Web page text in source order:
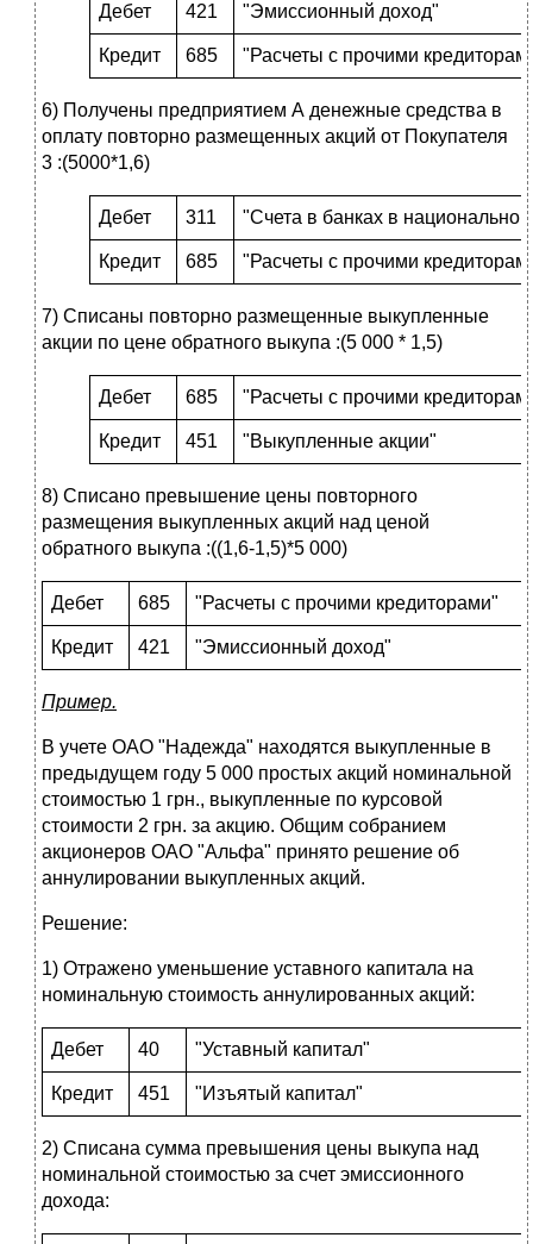
Дебет 421 "Эмиссионный доход"
Кредит 685 "Расчеты с прочими
6) Получены предприятием А денежные средства в
оплату повторно размещенных акций от Покупателя
3 :(5000*1,6)
Дебет 311 "Счета в банках в
Кредит 685 "Расчеты с прочими
7) Списаны повторно размещенные выкупленные
акции по цене обратного выкупа :(5 000 * 1,5)
Дебет 685 "Расчеты с прочими
Кредит 451 "Выкупленные акции"
8) Списано превышение цены повторного
размещения выкупленных акций над ценой
обратного выкупа :((1,6-1,5)*5 000)
Дебет 685 "Расчеты с прочими кредиторами"
Кредит 421 "Эмиссионный доход"
Пример.
В учете ОАО "Надежда" находятся выкупленные в
предыдущем году 5 000 простых акций номинальной
стоимостью 1 грн., выкупленные по курсовой
стоимости 2 грн. за акцию. Общим собранием
акционеров ОАО "Альфа" принято решение об
аннулировании выкупленных акций.
Решение:
1) Отражено уменьшение уставного капитала на
номинальную стоимость аннулированных акций:
Дебет 40 "Уставный капитал"
Кредит 451 "Изъятый капитал"
2) Списана сумма превышения цены выкупа над
номинальной стоимостью за счет эмиссионного
дохода: